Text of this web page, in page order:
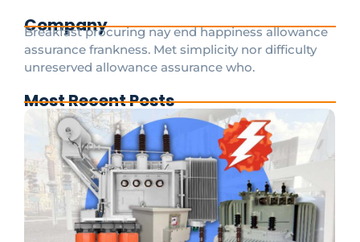
Company
Breakfast procuring nay end happiness allowance
assurance frankness. Met simplicity nor difficulty
unreserved allowance assurance who.
Most Recent Posts